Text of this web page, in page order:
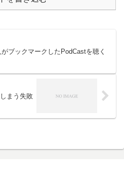
ブックマークしたPodCastを聴く
まう失敗